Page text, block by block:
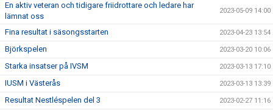
En aktiv veteran och tidigare friidrottare och ledare har
lämnat oss
2023-05-09 14:00
Fina resultat i säsongsstarten 2023-04-23 13:54
Björkspelen 2023-03-20 10:06
Starka insatser på IVSM 2023-03-13 17:10
IUSM i Västerås 2023-03-13 13:39
Resultat Nestléspelen del 3 2023-02-27 11:16